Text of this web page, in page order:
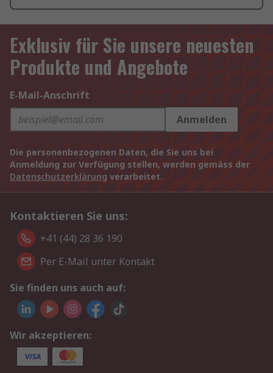
Exklusiv für Sie unsere neuesten
Produkte und Angebote
E-Mail-Anschrift
Anmelden
Die personenbezogenen Daten, die Sie uns bei
Anmeldung zur Verfügung stellen, werden gemäss der
Datenschutzerklärung verarbeitet.
Kontaktieren Sie uns:
+41 (44) 28 36 190
Per E-Mail unter Kontakt
Sie finden uns auch auf:
Wir akzeptieren: